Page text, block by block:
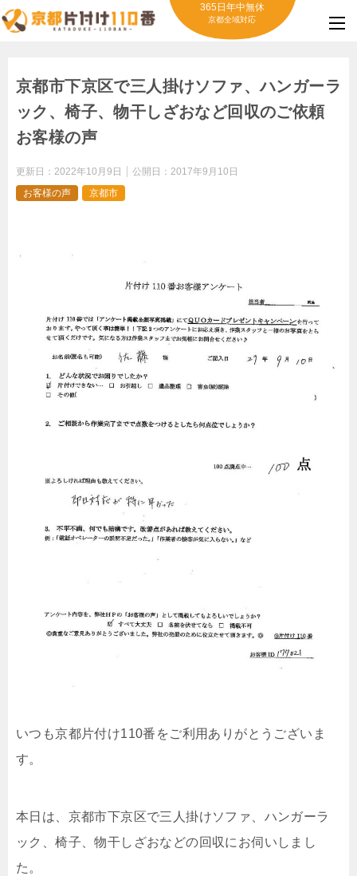
365日年中無休
京都全域対応
京都市下京区で三人掛けソファ、ハンガーラ
ック、椅子、物干しざおなど回収のご依頼
お客様の声
更新日： 2022年10月9日 公開日： 2017年9月10日
お客様の声
京都市
いつも京都片付け110番をご利用ありがとうございま
す。
本日は、京都市下京区で三人掛けソファ、ハンガーラ
ック、椅子、物干しざおなどの回収にお伺いしまし
た。